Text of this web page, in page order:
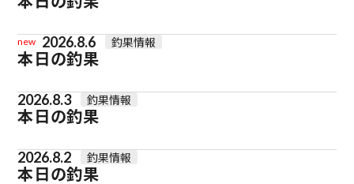
new 2026.8.6 釣果情報
本日の釣果
2026.8.3 釣果情報
本日の釣果
2026.8.2 釣果情報
本日の釣果